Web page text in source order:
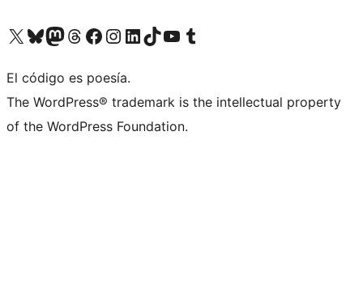
Visit our X (formerly Twitter) account
Visit our Bluesky account
Visita nuestra cuenta de Twitter
Visit our Threads account
Visita nuestra página de Facebook
Visite nuestra cuenta de Instagram
Visit our LinkedIn account
Visit our TikTok account
Visit our YouTube channel
Visit our Tumblr account
El código es poesía.
The WordPress® trademark is the intellectual property
of the WordPress Foundation.